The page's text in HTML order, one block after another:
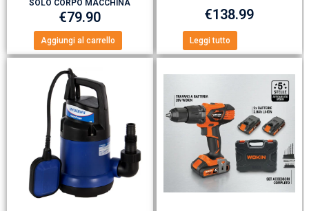
SOLO CORPO MACCHINA
€79.90
Aggiungi al carrello
€138.99
Leggi tutto